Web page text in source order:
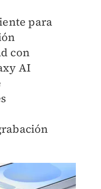
para
con
AI